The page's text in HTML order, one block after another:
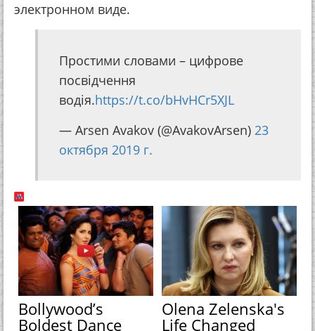
электронном виде.
Простими словами – цифрове
посвідчення
водія.https://t.co/bHvHCr5XJL
— Arsen Avakov (@AvakovArsen) 23
октября 2019 г.
Bollywood’s
Boldest Dance
Olena Zelenska's
Life Changed